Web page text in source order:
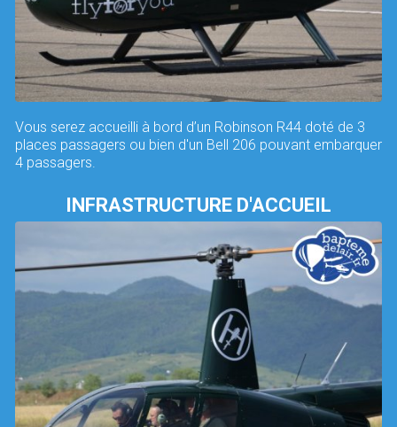
Vous serez accueilli à bord d’un Robinson R44 doté de 3
places passagers ou bien d'un Bell 206 pouvant embarquer
4 passagers.
INFRASTRUCTURE D'ACCUEIL